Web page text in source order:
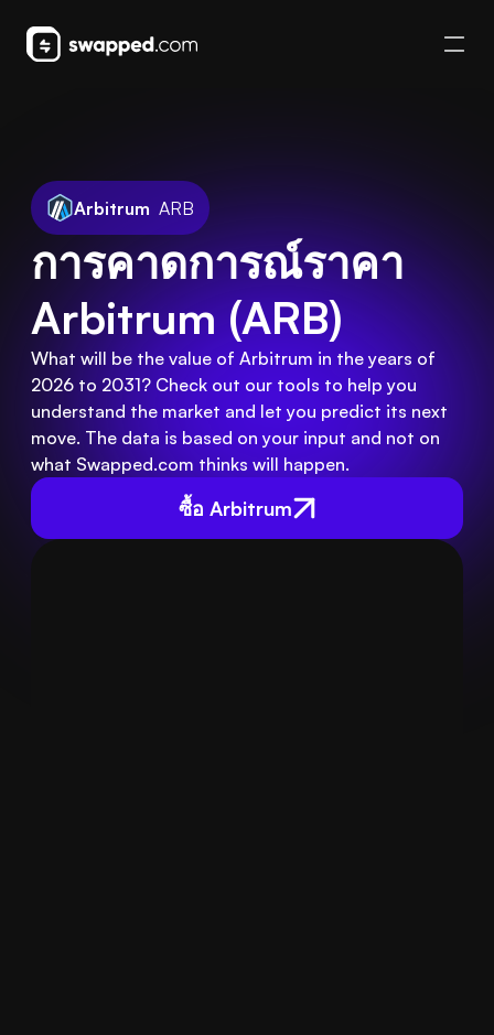
Arbitrum ARB
การคาดการณ์ราคา
Arbitrum (ARB)
ซื้อ Arbitrum
What will be the value of Arbitrum in the years of
2026 to 2031? Check out our tools to help you
understand the market and let you predict its next
move. The data is based on your input and not on
what Swapped.com thinks will happen.